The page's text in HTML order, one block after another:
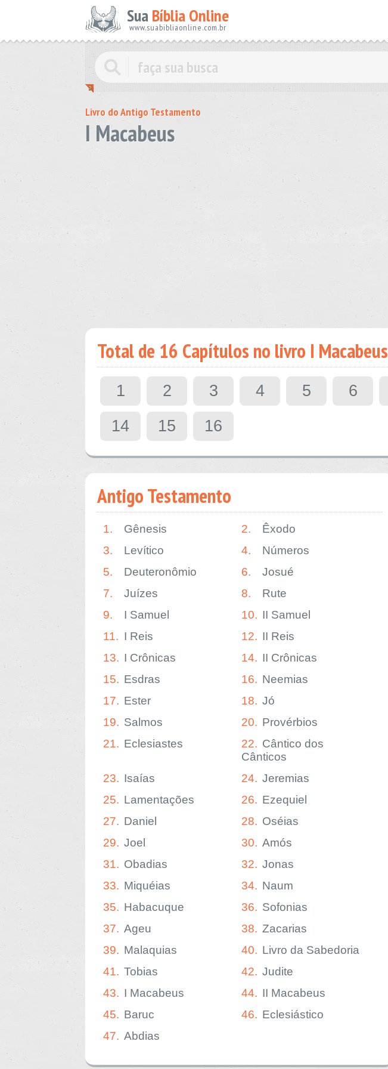
SuaBíblia Online
www.suabibliaonline.com.br
Livro do Antigo Testamento
I Macabeus
Total de 16 Capítulos no livro I Macabeus
1 2 3 4 5 6
14
15 16
Antigo Testamento
1. Gênesis 2.
Êxodo
3.
Levítico 4.
Números
5.
Deuteronômio 6.
Josué
7.
Juízes 8.
Rute
9.
I Samuel 10. II Samuel
11. I Reis 12. II Reis
13. I Crônicas 14. II Crônicas
15. Esdras 16. Neemias
17. Ester 18. Jó
19. Salmos 20. Provérbios
21. Eclesiastes 22. Cântico dos
Cânticos
23. Isaías 24. Jeremias
25. Lamentações 26. Ezequiel
27. Daniel 28. Oséias
29. Joel 30. Amós
31. Obadias 32. Jonas
33. Miquéias 34. Naum
35. Habacuque 36. Sofonias
37. Ageu 38. Zacarias
39. Malaquias 40. Livro da Sabedoria
41. Tobias 42. Judite
43. I Macabeus 44. II Macabeus
45. Baruc 46. Eclesiástico
47. Abdias